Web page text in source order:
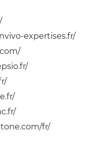
expertises.fr/
fr/